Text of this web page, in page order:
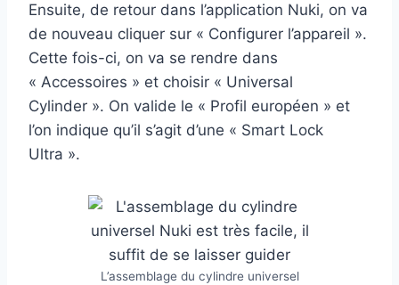
Ensuite, de retour dans l’application Nuki, on va
de nouveau cliquer sur « Configurer l’appareil ».
Cette fois-ci, on va se rendre dans
« Accessoires » et choisir « Universal
Cylinder ». On valide le « Profil européen » et
l’on indique qu’il s’agit d’une « Smart Lock
Ultra ».
L’assemblage du cylindre universel